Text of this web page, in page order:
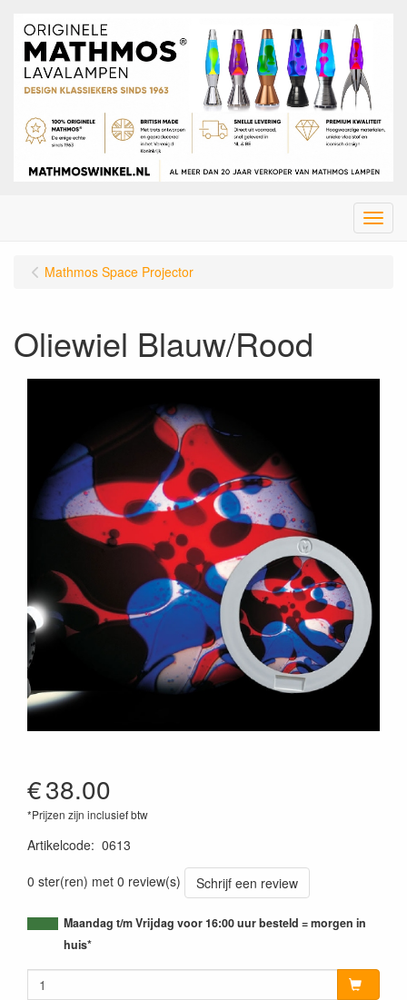
Menu
Mathmos Space Projector
Oliewiel Blauw/Rood
€38.00
*Prijzen zijn inclusief btw
Artikelcode: 0613
0 ster(ren) met 0 review(s)
Schrijf een review
Maandag t/m Vrijdag voor 16:00 uur besteld = morgen in
huis*